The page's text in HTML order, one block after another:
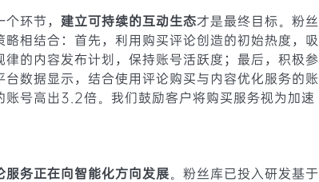
环节， 建立可持续的互动生态才是最终目标。粉丝
相结合：首先，利用购买评论创造的初始热度，吸
的内容发布计划，保持账号活跃度；最后，积极参
数据显示，结合使用评论购买与内容优化服务的账
号高出3.2倍。我们鼓励客户将购买服务视为加速
服务正在向智能化方向发展。粉丝库已投入研发基于